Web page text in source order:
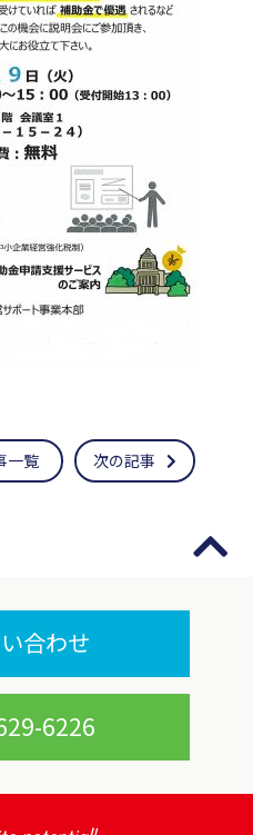
一覧 次の記事
合わせ
6226